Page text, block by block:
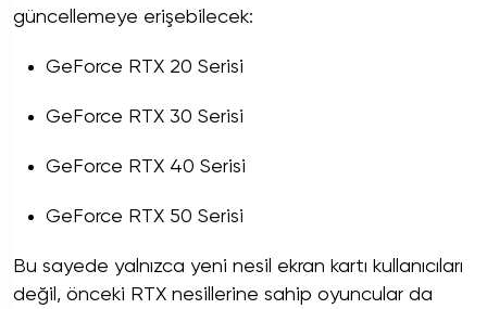
güncellemeye erişebilecek:
GeForce RTX 20 Serisi
GeForce RTX 30 Serisi
GeForce RTX 40 Serisi
GeForce RTX 50 Serisi
Bu sayede yalnızca yeni nesil ekran kartı kullanıcıları
değil, önceki RTX nesillerine sahip oyuncular da